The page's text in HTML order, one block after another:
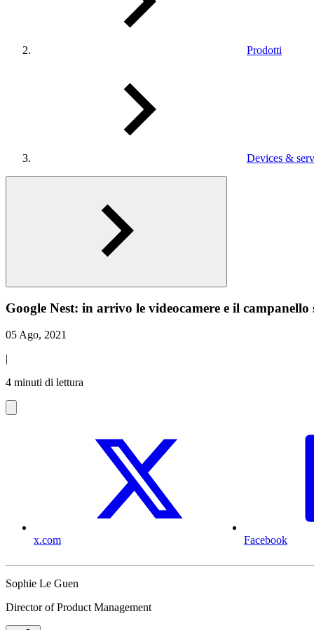
Prodotti
Devices &
Google Nest: in arrivo le videocamere e il
05 Ago, 2021
|
4 minuti di lettura
x.com Facebook
Sophie Le Guen
Director of Product Management